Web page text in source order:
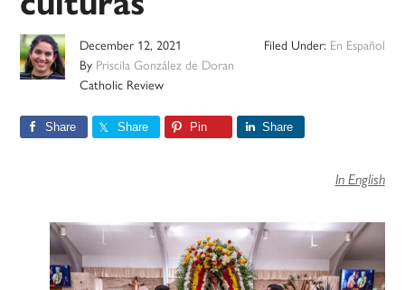
December 12, 2021
By Priscila González de Doran
Catholic Review
Filed Under: En Español
Share Share Pin Share
In English